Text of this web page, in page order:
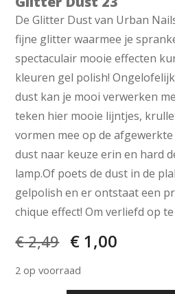
De Glitter Dust van Urban
fijne glitter waarmee je
spectaculair mooie effecten
kleuren gel polish!
dust kan je mooi verwerken
teken hier mooie lijntjes,
vormen mee op de
dust naar keuze erin en hard
lamp.Of poets de dust in de
gelpolish en er ontstaat een
chique effect! Om verliefd op
€2,49 € 1,00
2 op voorraad